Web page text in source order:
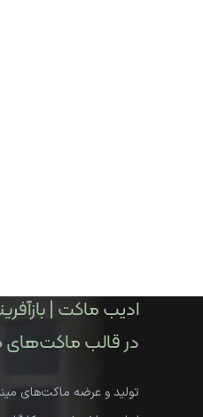
ادیب ماکت |
در قالب ماکت‌های
تولید و عرضه ماکت‌های